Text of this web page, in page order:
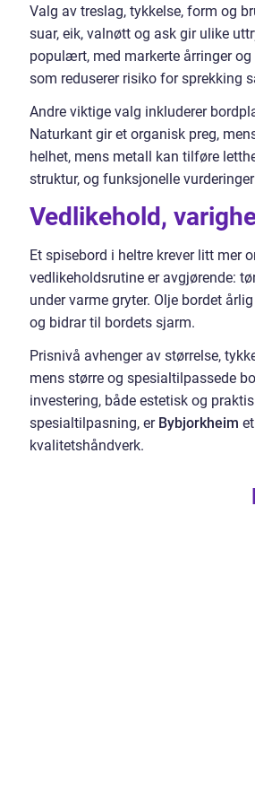
Valg av treslag, tykkelse, form og
suar, eik, valnøtt og ask gir ulike
populært, med markerte årringer
som reduserer risiko for sprekking
Andre viktige valg inkluderer
Naturkant gir et organisk preg,
helhet, mens metall kan tilføre
struktur, og funksjonelle
Vedlikehold,
Et spisebord i heltre krever litt mer
vedlikeholdsrutine er avgjørende:
under varme gryter. Olje bordet
og bidrar til bordets sjarm.
Prisnivå avhenger av størrelse,
mens større og spesialtilpassede
investering, både estetisk og
spesialtilpasning, er Bybjorkheim
kvalitetshåndverk.